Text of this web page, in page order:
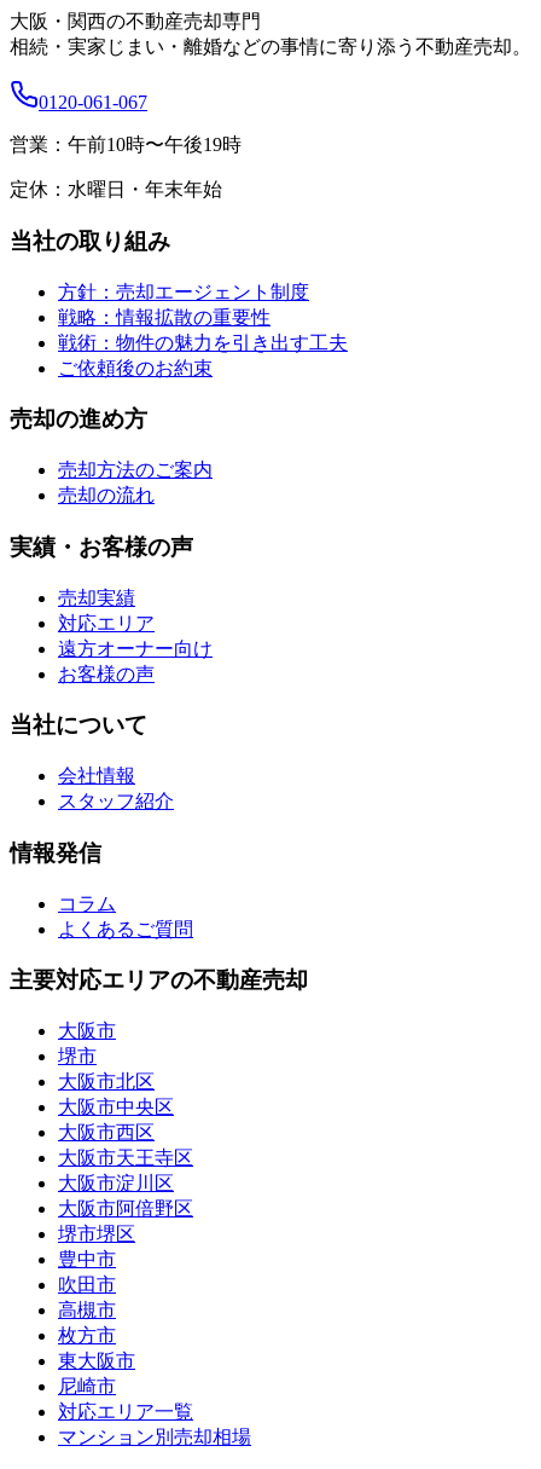
大阪・関西の不動産売却専門
相続・実家じまい・離婚などの事情に寄り添う不動産売却。
0120-061-067
営業： 午前10時〜午後19時
定休： 水曜日・年末年始
当社の取り組み
方針：売却エージェント制度
戦略：情報拡散の重要性
戦術：物件の魅力を引き出す工夫
ご依頼後のお約束
売却の進め方
売却方法のご案内
売却の流れ
実績・お客様の声
売却実績
対応エリア
遠方オーナー向け
お客様の声
当社について
会社情報
スタッフ紹介
情報発信
コラム
よくあるご質問
主要対応エリアの不動産売却
大阪市
堺市
大阪市北区
大阪市中央区
大阪市西区
大阪市天王寺区
大阪市淀川区
大阪市阿倍野区
堺市堺区
豊中市
吹田市
高槻市
枚方市
東大阪市
尼崎市
対応エリア一覧
マンション別売却相場